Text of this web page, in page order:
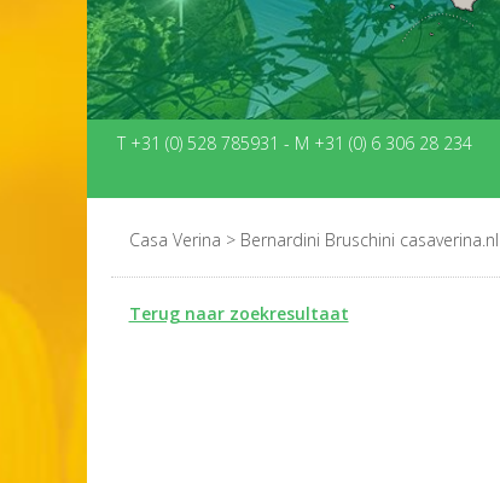
T +31 (0) 528 785931 - M +31 (0) 6 306 28 234
Casa Verina > Bernardini Bruschini casaverina.nl
Terug naar zoekresultaat